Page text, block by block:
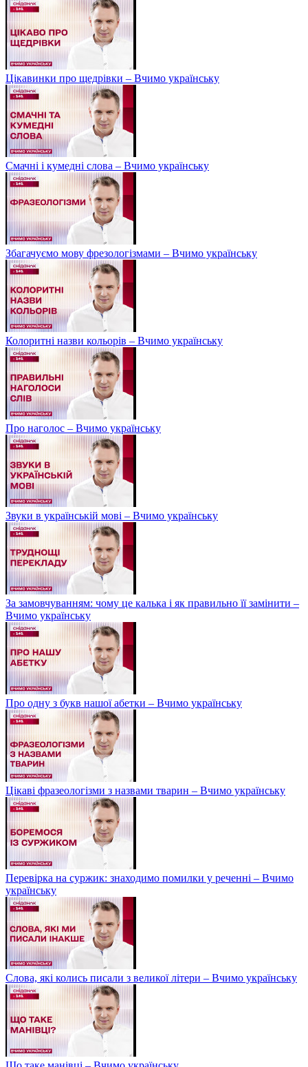
Цікавинки про щедрівки – Вчимо українську
Смачні і кумедні слова – Вчимо українську
Збагачуємо мову фрезологізмами – Вчимо українську
Колоритні назви кольорів – Вчимо українську
Про наголос – Вчимо українську
Звуки в українській мові – Вчимо українську
За замовчуванням: чому це калька і як правильно її замінити –
Вчимо українську
Про одну з букв нашої абетки – Вчимо українську
Цікаві фразеологізми з назвами тварин – Вчимо українську
Перевірка на суржик: знаходимо помилки у реченні – Вчимо
українську
Слова, які колись писали з великої літери – Вчимо українську